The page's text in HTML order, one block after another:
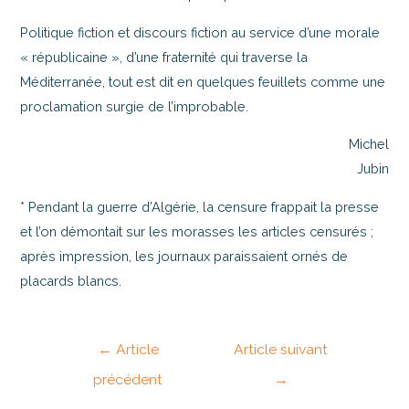
Politique fiction et discours fiction au service d’une morale
« républicaine », d’une fraternité qui traverse la
Méditerranée, tout est dit en quelques feuillets comme une
proclamation surgie de l’improbable.
Michel
Jubin
* Pendant la guerre d’Algérie, la censure frappait la presse
et l’on démontait sur les morasses les articles censurés ;
après impression, les journaux paraissaient ornés de
placards blancs.
← Article
précédent
Article suivant
→